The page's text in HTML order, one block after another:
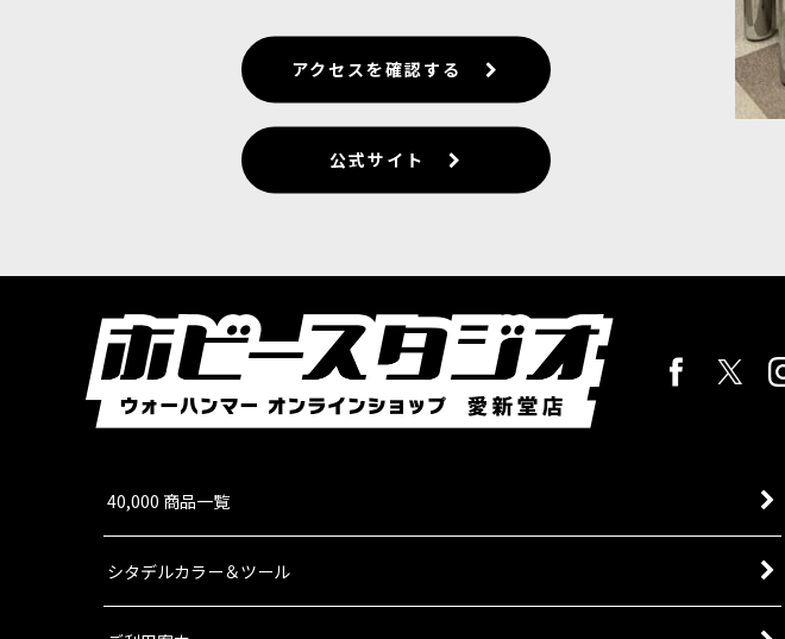
アクセスを確認する
公式サイト
40,000 商品一覧
シタデルカラー＆ツール